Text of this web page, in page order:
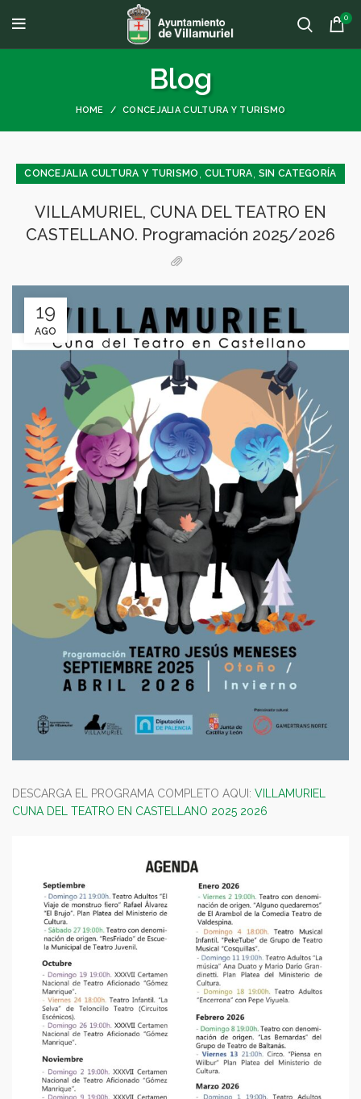
0
Blog
HOME CONCEJALIA CULTURA Y TURISMO
CONCEJALIA CULTURA Y TURISMO CULTURA SIN CATEGORÍA
VILLAMURIEL, CUNA DEL TEATRO EN
CASTELLANO. Programación 2025/2026
19
AGO
DESCARGA EL PROGRAMA COMPLETO AQUI: VILLAMURIEL
CUNA DEL TEATRO EN CASTELLANO 2025 2026